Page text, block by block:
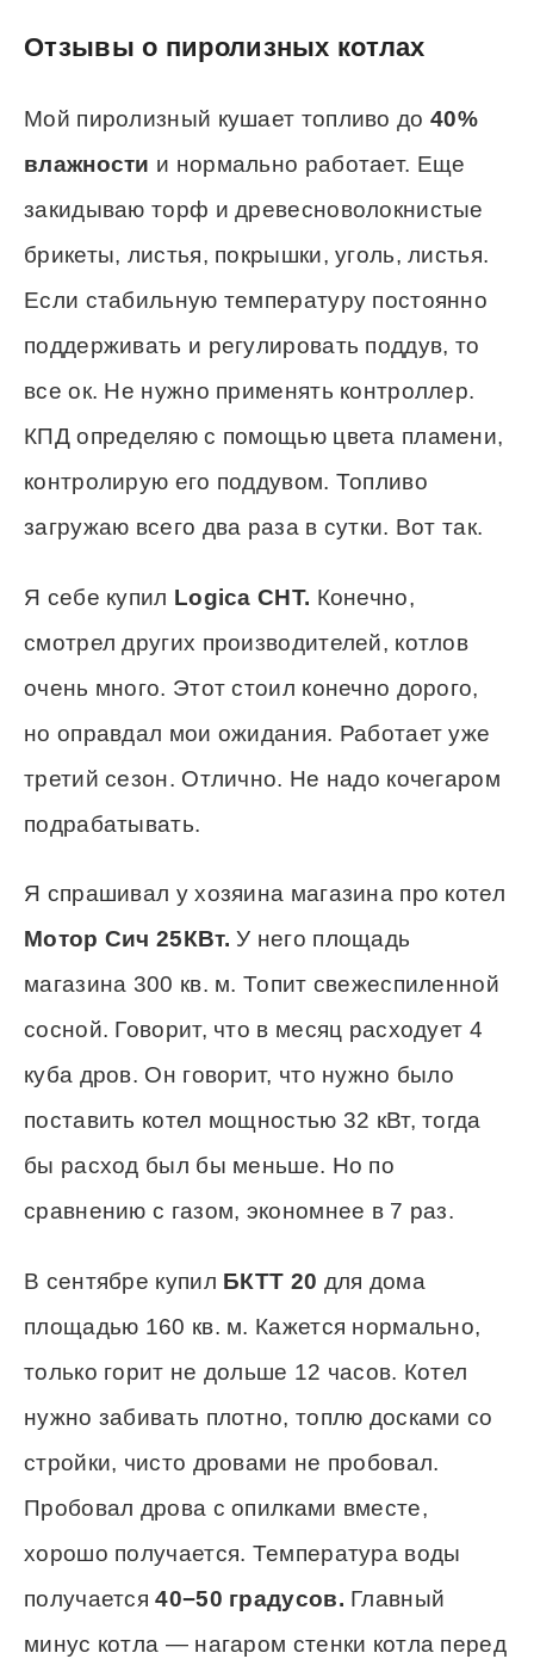
Отзывы о пиролизных котлах
Мой пиролизный кушает топливо до 40%
влажности и нормально работает. Еще
закидываю торф и древесноволокнистые
брикеты, листья, покрышки, уголь, листья.
Если стабильную температуру постоянно
поддерживать и регулировать поддув, то
все ок. Не нужно применять контроллер.
КПД определяю с помощью цвета пламени,
контролирую его поддувом. Топливо
загружаю всего два раза в сутки. Вот так.
Я себе купил Logica CHT. Конечно,
смотрел других производителей, котлов
очень много. Этот стоил конечно дорого,
но оправдал мои ожидания. Работает уже
третий сезон. Отлично. Не надо кочегаром
подрабатывать.
Я спрашивал у хозяина магазина про котел
Мотор Сич 25КВт. У него площадь
магазина 300 кв. м. Топит свежеспиленной
сосной. Говорит, что в месяц расходует 4
куба дров. Он говорит, что нужно было
поставить котел мощностью 32 кВт, тогда
бы расход был бы меньше. Но по
сравнению с газом, экономнее в 7 раз.
В сентябре купил БКТТ 20 для дома
площадью 160 кв. м. Кажется нормально,
только горит не дольше 12 часов. Котел
нужно забивать плотно, топлю досками со
стройки, чисто дровами не пробовал.
Пробовал дрова с опилками вместе,
хорошо получается. Температура воды
получается40−50 градусов. Главный
минус котла — нагаром стенки котла перед